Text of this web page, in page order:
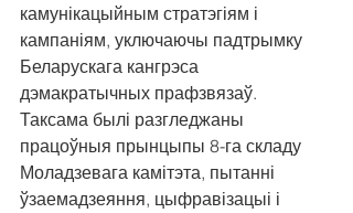
камунікацыйным стратэгіям і
кампаніям, уключаючы падтрымку
Беларускага кангрэса
дэмакратычных прафзвязаў.
Таксама былі разгледжаны
працоўныя прынцыпы 8-га складу
Моладзевага камітэта, пытанні
ўзаемадзеяння, цыфравізацыі і